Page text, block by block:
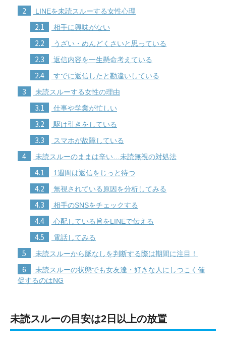
2 LINEを未読スルーする女性心理
2.1 相手に興味がない
2.2 うざい・めんどくさいと思っている
2.3 返信内容を一生懸命考えている
2.4 すでに返信したと勘違いしている
3 未読スルーする女性の理由
3.1 仕事や学業が忙しい
3.2 駆け引きをしている
3.3 スマホが故障している
4 未読スルーのままは辛い…未読無視の対処法
4.1 1週間は返信をじっと待つ
4.2 無視されている原因を分析してみる
4.3 相手のSNSをチェックする
4.4 心配している旨をLINEで伝える
4.5 電話してみる
5 未読スルーから脈なしを判断する際は期間に注目！
6
未読スルーの状態でも女友達・好きな人にしつこく催
促するのはNG
未読スルーの目安は2日以上の放置